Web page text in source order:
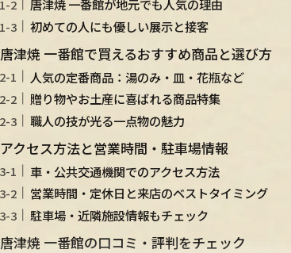
唐津焼 一番館が地元でも人気の理由
初めての人にも優しい展示と接客
唐津焼 一番館で買えるおすすめ商品と選び方
人気の定番商品：湯のみ・皿・花瓶など
贈り物やお土産に喜ばれる商品特集
職人の技が光る一点物の魅力
アクセス方法と営業時間・駐車場情報
車・公共交通機関でのアクセス方法
営業時間・定休日と来店のベストタイミング
駐車場・近隣施設情報もチェック
唐津焼 一番館の口コミ・評判をチェック